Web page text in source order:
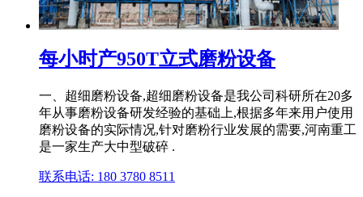
每小时产950T立式磨粉设备
一、超细磨粉设备,超细磨粉设备是我公司科研所在20多
年从事磨粉设备研发经验的基础上,根据多年来用户使用
磨粉设备的实际情况,针对磨粉行业发展的需要,河南重工
是一家生产大中型破碎 .
联系电话: 180 3780 8511